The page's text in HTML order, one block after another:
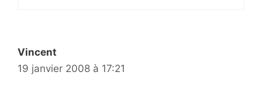
Vincent
19 janvier 2008 à 17:21